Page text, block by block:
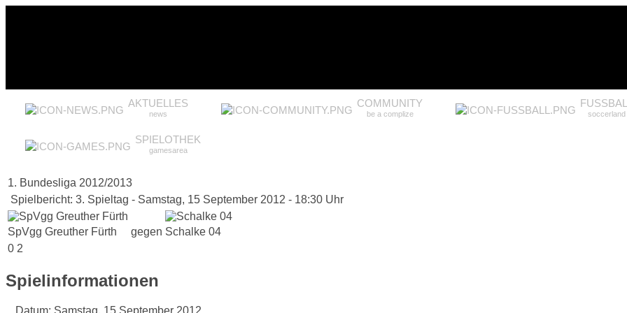
AKTUELLES
news
COMMUNITY
be a complize soccerland
SPIELOTHEK
gamesarea
1. Bundesliga 2012/2013
Spielbericht: 3. Spieltag - Samstag, 15 September 2012 - 18:30 Uhr
SpVgg Greuther Fürth gegen Schalke 04
0 2
Spielinformationen
Datum: Samstag, 15 September 2012